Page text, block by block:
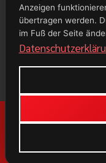
TOP 100
© 2026
Anzeigen
übertragen werden.
im Fuß der Seite